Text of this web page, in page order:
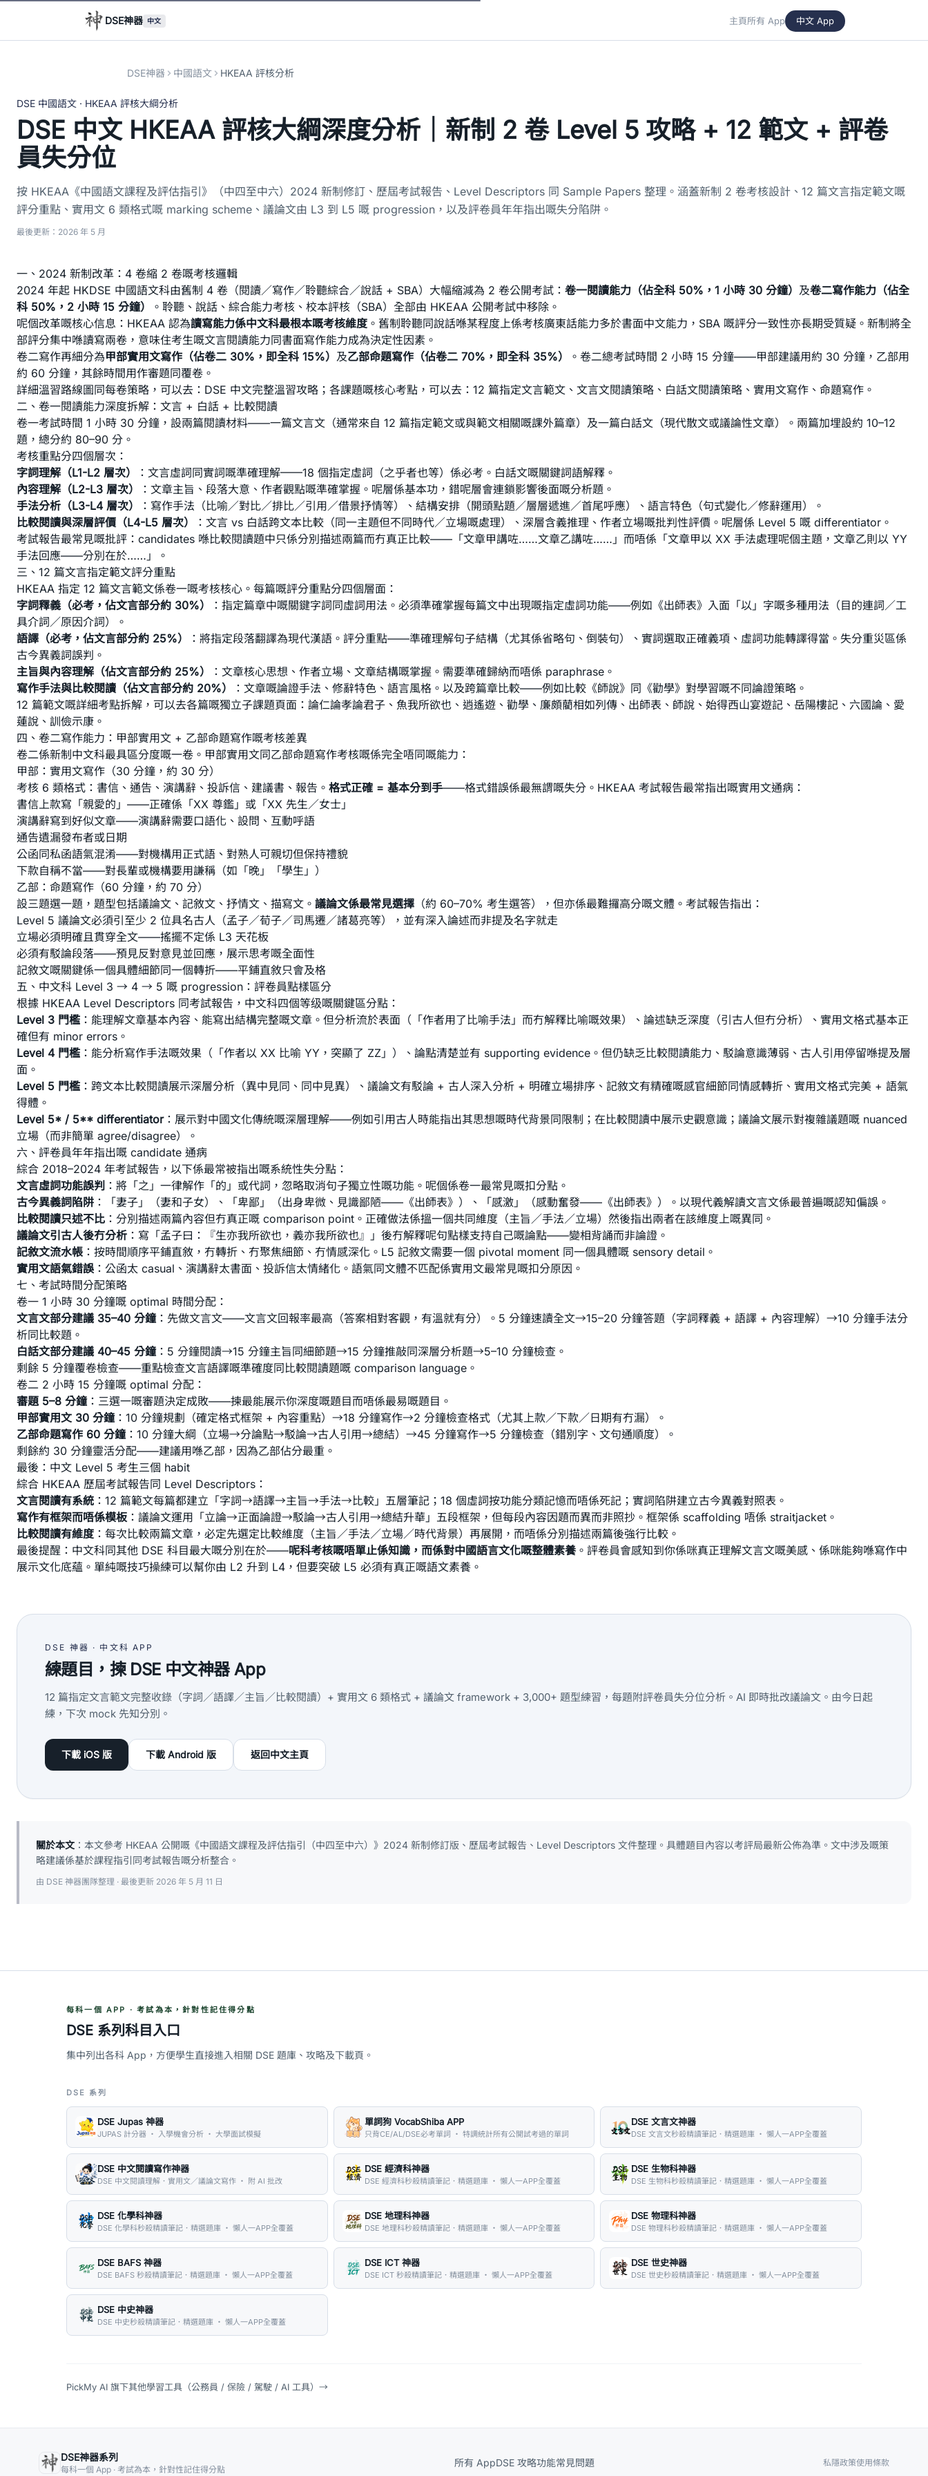
DSE神器 中文 主頁所有 App 中文 App
DSE神器 中國語文 HKEAA 評核分析
DSE 中國語文 · HKEAA 評核大綱分析
DSE 中文 HKEAA 評核大綱深度分析｜新制 2 卷 Level 5 攻略 + 12 範文 + 評卷
員失分位
按 HKEAA《中國語文課程及評估指引》（中四至中六）2024 新制修訂、歷屆考試報告、Level Descriptors 同 Sample Papers 整理。涵蓋新制 2 卷考核設計、12 篇文言指定範文嘅
評分重點、實用文 6 類格式嘅 marking scheme、議論文由 L3 到 L5 嘅 progression，以及評卷員年年指出嘅失分陷阱。
最後更新：2026 年 5 月
一、2024 新制改革：4 卷縮 2 卷嘅考核邏輯
2024 年起 HKDSE 中國語文科由舊制 4 卷（閱讀／寫作／聆聽綜合／說話 + SBA）大幅縮減為 2 卷公開考試： 卷一閱讀能力（佔全科 50%，1 小時 30 分鐘） 及卷二寫作能力（佔全
科 50%，2 小時 15 分鐘）
。聆聽、說話、綜合能力考核、校本評核（SBA）全部由 HKEAA 公開考試中移除。
呢個改革嘅核心信息：HKEAA 認為讀寫能力係中文科最根本嘅考核維度 。舊制聆聽同說話喺某程度上係考核廣東話能力多於書面中文能力，SBA 嘅評分一致性亦長期受質疑。新制將全
部評分集中喺讀寫兩卷，意味住考生嘅文言閱讀能力同書面寫作能力成為決定性因素。
卷二寫作再細分為甲部實用文寫作（佔卷二 30%，即全科 15%） 及乙部命題寫作（佔卷二 70%，即全科 35%）
。卷二總考試時間 2 小時 15 分鐘——甲部建議用約 30 分鐘，乙部用
約 60 分鐘，其餘時間用作審題同覆卷。
詳細溫習路線圖同每卷策略，可以去： DSE 中文完整溫習攻略 ；各課題嘅核心考點，可以去： 12 篇指定文言範文 、 文言文閱讀策略 、 白話文閱讀策略 、 實用文寫作 、 命題寫作 。
二、卷一閱讀能力深度拆解：文言 + 白話 + 比較閱讀
卷一考試時間 1 小時 30 分鐘，設兩篇閱讀材料——一篇文言文（通常來自 12 篇指定範文或與範文相關嘅課外篇章）及一篇白話文（現代散文或議論性文章）。兩篇加埋設約 10–12
題，總分約 80–90 分。
考核重點分四個層次：
字詞理解（L1-L2 層次）
：文言虛詞同實詞嘅準確理解——18 個指定虛詞（之乎者也等）係必考。白話文嘅關鍵詞語解釋。
內容理解（L2-L3 層次）
：文章主旨、段落大意、作者觀點嘅準確掌握。呢層係基本功，錯呢層會連鎖影響後面嘅分析題。
手法分析（L3-L4 層次）
：寫作手法（比喻／對比／排比／引用／借景抒情等）、結構安排（開頭點題／層層遞進／首尾呼應）、語言特色（句式變化／修辭運用）。
比較閱讀與深層評價（L4-L5 層次）
：文言 vs 白話跨文本比較（同一主題但不同時代／立場嘅處理）、深層含義推理、作者立場嘅批判性評價。呢層係 Level 5 嘅 differentiator。
考試報告最常見嘅批評：candidates 喺比較閱讀題中只係分別描述兩篇而冇真正比較——「文章甲講咗……文章乙講咗……」而唔係「文章甲以 XX 手法處理呢個主題，文章乙則以 YY
手法回應——分別在於……」。
三、12 篇文言指定範文評分重點
HKEAA 指定 12 篇文言範文係卷一嘅考核核心。每篇嘅評分重點分四個層面：
字詞釋義（必考，佔文言部分約 30%）
：指定篇章中嘅關鍵字詞同虛詞用法。必須準確掌握每篇文中出現嘅指定虛詞功能——例如《出師表》入面「以」字嘅多種用法（目的連詞／工
具介詞／原因介詞）。
語譯（必考，佔文言部分約 25%）
：將指定段落翻譯為現代漢語。評分重點——準確理解句子結構（尤其係省略句、倒裝句）、實詞選取正確義項、虛詞功能轉譯得當。失分重災區係
古今異義詞誤判。
主旨與內容理解（佔文言部分約 25%）
：文章核心思想、作者立場、文章結構嘅掌握。需要準確歸納而唔係 paraphrase。
寫作手法與比較閱讀（佔文言部分約 20%）
：文章嘅論證手法、修辭特色、語言風格。以及跨篇章比較——例如比較《師說》同《勸學》對學習嘅不同論證策略。
12 篇範文嘅詳細考點拆解，可以去各篇嘅獨立子課題頁面： 論仁論孝論君子 、 魚我所欲也 、 逍遙遊 、 勸學 、 廉頗藺相如列傳 、 出師表 、 師說 、 始得西山宴遊記 、 岳陽樓記 、 六國論 、 愛
蓮說 、 訓儉示康 。
四、卷二寫作能力：甲部實用文 + 乙部命題寫作嘅考核差異
卷二係新制中文科最具區分度嘅一卷。甲部實用文同乙部命題寫作考核嘅係完全唔同嘅能力：
甲部：實用文寫作（30 分鐘，約 30 分）
考核 6 類格式：書信、通告、演講辭、投訴信、建議書、報告。 格式正確 = 基本分到手——格式錯誤係最無謂嘅失分。HKEAA 考試報告最常指出嘅實用文通病：
書信上款寫「親愛的」——正確係「XX 尊鑑」或「XX 先生／女士」
演講辭寫到好似文章——演講辭需要口語化、設問、互動呼語
通告遺漏發布者或日期
公函同私函語氣混淆——對機構用正式語、對熟人可親切但保持禮貌
下款自稱不當——對長輩或機構要用謙稱（如「晚」「學生」）
乙部：命題寫作（60 分鐘，約 70 分）
設三題選一題，題型包括議論文、記敘文、抒情文、描寫文。 議論文係最常見選擇 （約 60–70% 考生選答），但亦係最難攞高分嘅文體。考試報告指出：
Level 5 議論文必須引至少 2 位具名古人（孟子／荀子／司馬遷／諸葛亮等），並有深入論述而非提及名字就走
立場必須明確且貫穿全文——搖擺不定係 L3 天花板
必須有駁論段落——預見反對意見並回應，展示思考嘅全面性
記敘文嘅關鍵係一個具體細節同一個轉折——平鋪直敘只會及格
五、中文科 Level 3 → 4 → 5 嘅 progression：評卷員點樣區分
根據 HKEAA Level Descriptors 同考試報告，中文科四個等级嘅關鍵區分點：
Level 3 門檻 ：能理解文章基本內容、能寫出結構完整嘅文章。但分析流於表面（「作者用了比喻手法」而冇解釋比喻嘅效果）、論述缺乏深度（引古人但冇分析）、實用文格式基本正
確但有 minor errors。
Level 4 門檻 ：能分析寫作手法嘅效果（「作者以 XX 比喻 YY，突顯了 ZZ」）、論點清楚並有 supporting evidence。但仍缺乏比較閱讀能力、駁論意識薄弱、古人引用停留喺提及層
面。
Level 5 門檻 ：跨文本比較閱讀展示深層分析（異中見同、同中見異）、議論文有駁論 + 古人深入分析 + 明確立場排序、記敘文有精確嘅感官細節同情感轉折、實用文格式完美 + 語氣
得體。
Level 5* / 5** differentiator：展示對中國文化傳統嘅深層理解——例如引用古人時能指出其思想嘅時代背景同限制；在比較閱讀中展示史觀意識；議論文展示對複雜議題嘅 nuanced
立場（而非簡單 agree/disagree）。
六、評卷員年年指出嘅 candidate 通病
綜合 2018–2024 年考試報告，以下係最常被指出嘅系統性失分點：
文言虛詞功能誤判 ：將「之」一律解作「的」或代詞，忽略取消句子獨立性嘅功能。呢個係卷一最常見嘅扣分點。
古今異義詞陷阱 ：「妻子」（妻和子女）、「卑鄙」（出身卑微、見識鄙陋——《出師表》）、「感激」（感動奮發——《出師表》）。以現代義解讀文言文係最普遍嘅認知偏誤。
比較閱讀只述不比 ：分別描述兩篇內容但冇真正嘅 comparison point。正確做法係搵一個共同維度（主旨／手法／立場）然後指出兩者在該維度上嘅異同。
議論文引古人後冇分析 ：寫「孟子曰：『生亦我所欲也，義亦我所欲也』」後冇解釋呢句點樣支持自己嘅論點——變相背誦而非論證。
記敘文流水帳 ：按時間順序平鋪直敘，冇轉折、冇聚焦細節、冇情感深化。L5 記敘文需要一個 pivotal moment 同一個具體嘅 sensory detail。
實用文語氣錯誤 ：公函太 casual、演講辭太書面、投訴信太情緒化。語氣同文體不匹配係實用文最常見嘅扣分原因。
七、考試時間分配策略
卷一 1 小時 30 分鐘嘅 optimal 時間分配：
文言文部分建議 35–40 分鐘：先做文言文——文言文回報率最高（答案相對客觀，有溫就有分）。5 分鐘速讀全文→15–20 分鐘答題（字詞釋義 + 語譯 + 內容理解）→10 分鐘手法分
析同比較題。
白話文部分建議 40–45 分鐘：5 分鐘閱讀→15 分鐘主旨同細節題→15 分鐘推敲同深層分析題→5–10 分鐘檢查。
剩餘 5 分鐘覆卷檢查——重點檢查文言語譯嘅準確度同比較閱讀題嘅 comparison language。
卷二 2 小時 15 分鐘嘅 optimal 分配：
審題 5–8 分鐘：三選一嘅審題決定成敗——揀最能展示你深度嘅題目而唔係最易嘅題目。
甲部實用文 30 分鐘：10 分鐘規劃（確定格式框架 + 內容重點）→18 分鐘寫作→2 分鐘檢查格式（尤其上款／下款／日期有冇漏）。
乙部命題寫作 60 分鐘：10 分鐘大綱（立場→分論點→駁論→古人引用→總結）→45 分鐘寫作→5 分鐘檢查（錯別字、文句通順度）。
剩餘約 30 分鐘靈活分配——建議用喺乙部，因為乙部佔分最重。
最後：中文 Level 5 考生三個 habit
綜合 HKEAA 歷屆考試報告同 Level Descriptors：
文言閱讀有系統 ：12 篇範文每篇都建立「字詞→語譯→主旨→手法→比較」五層筆記；18 個虛詞按功能分類記憶而唔係死記；實詞陷阱建立古今異義對照表。
寫作有框架而唔係模板：議論文運用「立論→正面論證→駁論→古人引用→總結升華」五段框架，但每段內容因題而異而非照抄。框架係 scaffolding 唔係 straitjacket。
比較閱讀有維度 ：每次比較兩篇文章，必定先選定比較維度（主旨／手法／立場／時代背景）再展開，而唔係分別描述兩篇後強行比較。
最後提醒：中文科同其他 DSE 科目最大嘅分別在於——呢科考核嘅唔單止係知識，而係對中國語言文化嘅整體素養。評卷員會感知到你係咪真正理解文言文嘅美感、係咪能夠喺寫作中
展示文化底蘊。單純嘅技巧操練可以幫你由 L2 升到 L4，但要突破 L5 必須有真正嘅語文素養。
DSE 神器 · 中文科 APP
練題目，揀 DSE 中文神器 App
12 篇指定文言範文完整收錄（字詞／語譯／主旨／比較閱讀）+ 實用文 6 類格式 + 議論文 framework + 3,000+ 題型練習，每題附評卷員失分位分析。AI 即時批改議論文。由今日起
練，下次 mock 先知分別。
下載 iOS 版 下載 Android 版 返回中文主頁
關於本文 ：本文參考 HKEAA 公開嘅《中國語文課程及評估指引（中四至中六）》2024 新制修訂版、歷屆考試報告、Level Descriptors 文件整理。具體題目內容以考評局最新公佈為準。文中涉及嘅策
略建議係基於課程指引同考試報告嘅分析整合。
由 DSE 神器團隊整理 · 最後更新 2026 年 5 月 11 日
每科一個 APP · 考試為本，針對性記住得分點
DSE 系列科目入口
集中列出各科 App，方便學生直接進入相關 DSE 題庫、攻略及下載頁。
DSE 系列
DSE Jupas 神器
JUPAS 計分器 ・ 入學機會分析 ・ 大學面試模擬
單詞狗 VocabShiba APP
只背CE/AL/DSE必考單詞 ・ 特調統計所有公開試考過的單詞
DSE 文言文神器
DSE 文言文秒殺精讀筆記．精選題庫 ・ 懶人一APP全覆蓋
DSE 中文閱讀寫作神器
DSE 中文閱讀理解．實用文／議論文寫作 ・ 附 AI 批改
DSE 經濟科神器
DSE 經濟科秒殺精讀筆記．精選題庫 ・ 懶人一APP全覆蓋
DSE 生物科神器
DSE 生物科秒殺精讀筆記．精選題庫 ・ 懶人一APP全覆蓋
DSE 化學科神器
DSE 化學科秒殺精讀筆記．精選題庫 ・ 懶人一APP全覆蓋
DSE 地理科神器
DSE 地理科秒殺精讀筆記．精選題庫 ・ 懶人一APP全覆蓋
DSE 物理科神器
DSE 物理科秒殺精讀筆記．精選題庫 ・ 懶人一APP全覆蓋
DSE BAFS 神器
DSE BAFS 秒殺精讀筆記．精選題庫 ・ 懶人一APP全覆蓋
DSE ICT 神器
DSE ICT 秒殺精讀筆記．精選題庫 ・ 懶人一APP全覆蓋
DSE 世史神器
DSE 世史秒殺精讀筆記．精選題庫 ・ 懶人一APP全覆蓋
DSE 中史神器
DSE 中史秒殺精讀筆記．精選題庫 ・ 懶人一APP全覆蓋
PickMy AI 旗下其他學習工具（公務員 / 保險 / 駕駛 / AI 工具） →
DSE神器系列
每科一個 App · 考試為本，針對性記住得分點
所有 AppDSE 攻略功能常見問題 私隱政策使用條款